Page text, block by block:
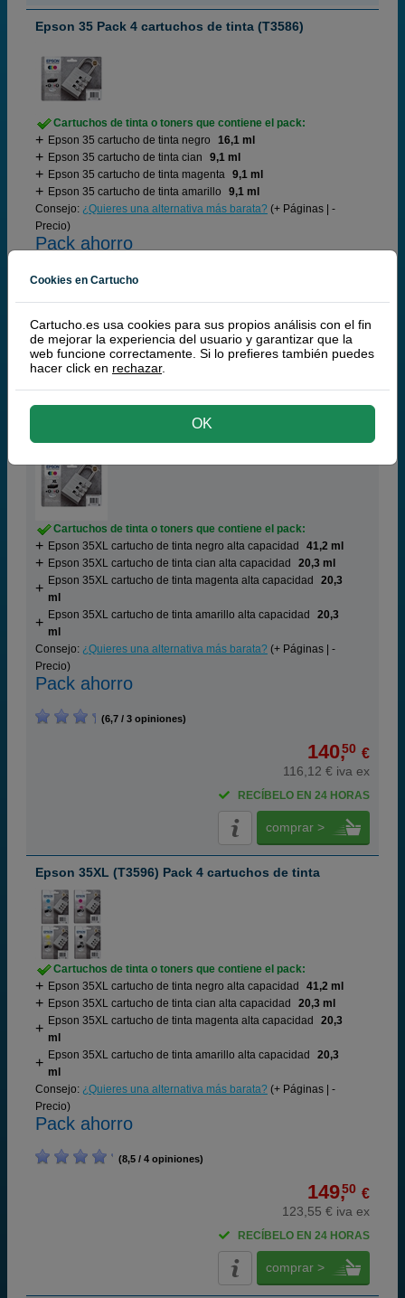
Epson 35 Pack 4 cartuchos de tinta (T3586)
Cartuchos de tinta o toners que contiene el pack:
Epson 35 cartucho de tinta negro
16,1 ml
Epson 35 cartucho de tinta cian
9,1 ml
Epson 35 cartucho de tinta magenta 9,1 ml
Epson 35 cartucho de tinta amarillo
9,1 ml
Consejo: ¿Quieres una alternativa más barata? (+ Páginas | -
Precio)
Pack ahorro
76,45 € iva ex
RECÍBELO EN 48 HORAS
comprar >
Epson 35XL Pack 4 cartuchos de tinta (T3596)
Cartuchos de tinta o toners que contiene el pack:
Epson 35XL cartucho de tinta negro alta capacidad
41,2 ml
Epson 35XL cartucho de tinta cian alta capacidad
20,3 ml
Epson 35XL cartucho de tinta magenta alta capacidad
20,3
ml
Epson 35XL cartucho de tinta amarillo alta capacidad
20,3
ml
Consejo: ¿Quieres una alternativa más barata? (+ Páginas | -
Precio)
Pack ahorro
(6,7 / 3 opiniones)
140,50 €
116,12 € iva ex
RECÍBELO EN 24 HORAS
comprar >
Epson 35XL (T3596) Pack 4 cartuchos de tinta
Cartuchos de tinta o toners que contiene el pack:
Epson 35XL cartucho de tinta negro alta capacidad
41,2 ml
Epson 35XL cartucho de tinta cian alta capacidad
20,3 ml
Epson 35XL cartucho de tinta magenta alta capacidad
20,3
ml
Epson 35XL cartucho de tinta amarillo alta capacidad
20,3
ml
Consejo: ¿Quieres una alternativa más barata? (+ Páginas | -
Precio)
Pack ahorro
(8,5 / 4 opiniones)
149,50 €
123,55 € iva ex
RECÍBELO EN 24 HORAS
comprar >
Cookies en Cartucho
Cartucho.es usa cookies para sus propios análisis con el fin
de mejorar la experiencia del usuario y garantizar que la
web funcione correctamente. Si lo prefieres también puedes
hacer click en rechazar.
OK